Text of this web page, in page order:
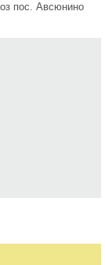
пос. Авсюнино